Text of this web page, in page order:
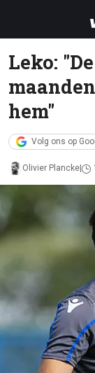
Leko:
hem"
Volg ons op
Olivier Plancke